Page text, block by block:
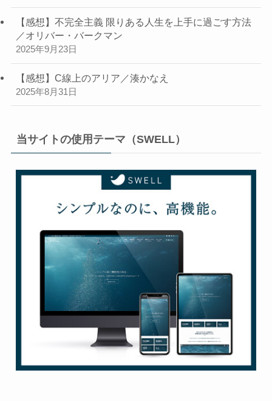
【感想】不完全主義 限りある人生を上手に過ごす方法
／オリバー・バークマン
2025年9月23日
【感想】C線上のアリア／湊かなえ
2025年8月31日
当サイトの使用テーマ（SWELL）